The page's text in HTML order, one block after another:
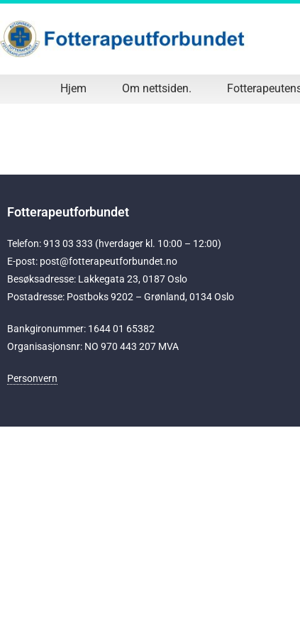
Hjem Om nettsiden.
Fotterapeutforbundet
Telefon: 913 03 333 (hverdager kl. 10:00 – 12:00)
E-post: post@fotterapeutforbundet.no
Besøksadresse: Lakkegata 23, 0187 Oslo
Postadresse: Postboks 9202 – Grønland, 0134 Oslo
Bankgironummer: 1644 01 65382
Organisasjonsnr: NO 970 443 207 MVA
Personvern